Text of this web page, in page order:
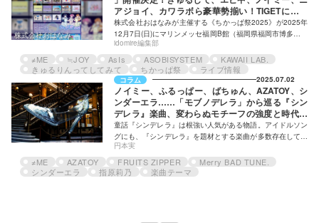
学、≠ME、≒JOY、つばきファクトリー、 ロージークロニク
ル、櫻井優衣、SWEET STEADY、きゅるりんってしてみて
など多くの人気アイドルが登場！博多まで行けない！という
方は是非ニコニコ生放送で楽しもう。 ※本番組…
株式会社おはなみ
アジョイ、カワラボら豪華勢揃い！TIGETにて最
速先行チケット独占受付中
株式会社おはなみが主催する《ちかっぱ祭2025》が2025年
12月7日(日)にマリンメッセ福岡B館（福岡県福岡市博多区沖
浜町2-1）にて開催される。 《ちかっぱ祭》は福岡最大級の
アイドル対バンイベントで、福岡で開催される本イベントを
中心に各地で《ちかっぱ祭》および《ちかっぱ祭 mini》など
の関連イベントが開催されている。《ちかっぱ祭》4回目と
なる本イベントでは、きゅるりんってしてみて、私立恵比寿
中学、つばきファクトリー、≠ME、≒JOYなど、豪華アイド
ルが勢揃い。 KAWAII LAB.から新たに九州拠点として誕生
したKAWAII LAB. SOUTHや、QOOLONG所属で福岡を拠
点とする…
idomire編集部
≠ME ≒JOY AsIs ASOBISYSTEM
KAWAII LAB.
きゅるりんってしてみて
ちかっぱ祭 ライブ情報
コラム 2025.07.02
ノイミー、ふるっぱー、ばちゅん、AZATOY、シ
ンダーエラ……「モブノデレラ」から巡る『シン
デレラ』楽曲、変わらぬモチーフの強度と時代適
性
童話『シンデレラ』は根強い人気がある物語。アイドルソン
グにも、『シンデレラ』を題材とする楽曲が多数存在してい
る。本稿では、「モブノデレラ」を起点として『シンデレ
ラ』のモチーフを扱ったアイドルソングをピックアップし、
この物語が今なお愛され、特にアイドルソングとして再解釈
円本実
≠ME AZATOY FRUITS ZIPPER
Merry BAD TUNE.
シンダーエラ
指原莉乃 楽曲テーマ